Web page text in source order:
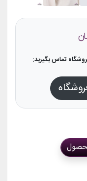
تماس بگیرید: